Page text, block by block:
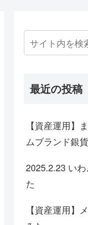
最近の投稿
【資産運用】
ムブランド銀
2025.2.23 い
た
【資産運用】